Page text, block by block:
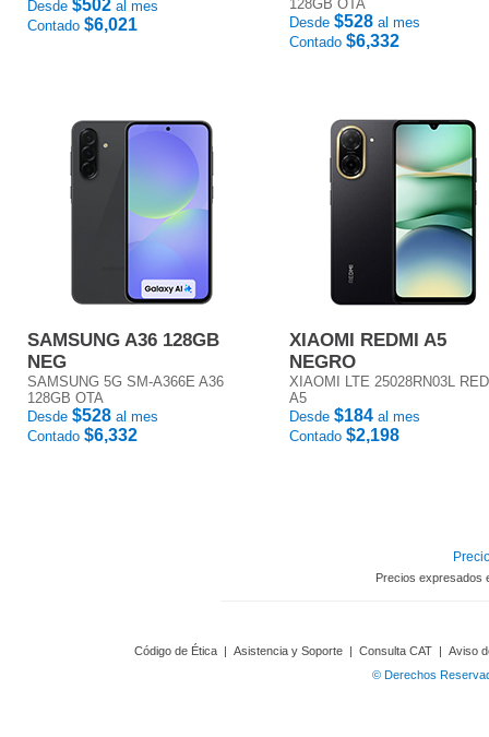
Desde $502 al mes
Contado $6,021
128GB OTA
Desde $528 al mes
Contado $6,332
SAMSUNG A36 128GB
NEG
SAMSUNG 5G SM-A366E A36
128GB OTA
Desde $528 al mes
Contado $6,332
XIAOMI REDMI A5
NEGRO
XIAOMI LTE 25028RN03L
A5
Desde $184 al mes
Contado $2,198
Precios expresados
Código de Ética | Asistencia y Soporte | Consulta CAT | Aviso
© Derechos